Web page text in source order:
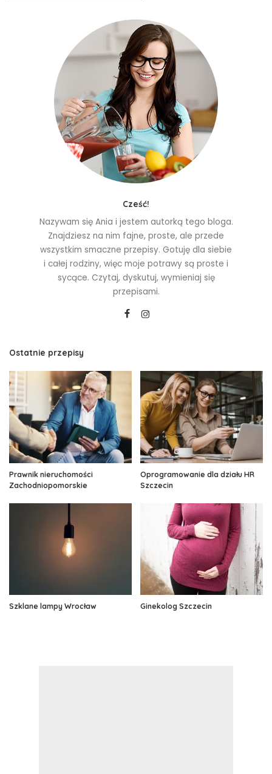
Cześć!
Nazywam się Ania i jestem autorką tego bloga.
Znajdziesz na nim fajne, proste, ale przede
wszystkim smaczne przepisy. Gotuję dla siebie
i całej rodziny, więc moje potrawy są proste i
sycące. Czytaj, dyskutuj, wymieniaj się
przepisami.
Ostatnie przepisy
Prawnik nieruchomości
Zachodniopomorskie
Oprogramowanie dla działu HR
Szczecin
Szklane lampy Wrocław Ginekolog Szczecin